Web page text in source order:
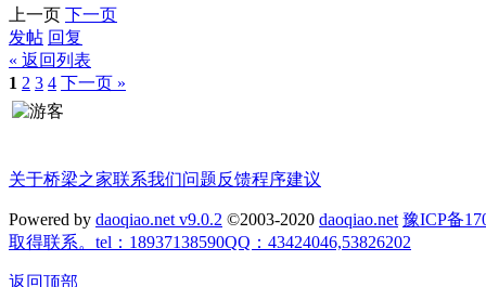
上一页 下一页
发帖 回复
« 返回列表
1 2 3 4 下一页 »
关于桥梁之家联系我们问题反馈程序建议
Powered by daoqiao.net v9.0.2 ©2003-2020 daoqiao.net 豫ICP备
取得联系。tel：18937138590QQ：43424046,53826202
返回顶部